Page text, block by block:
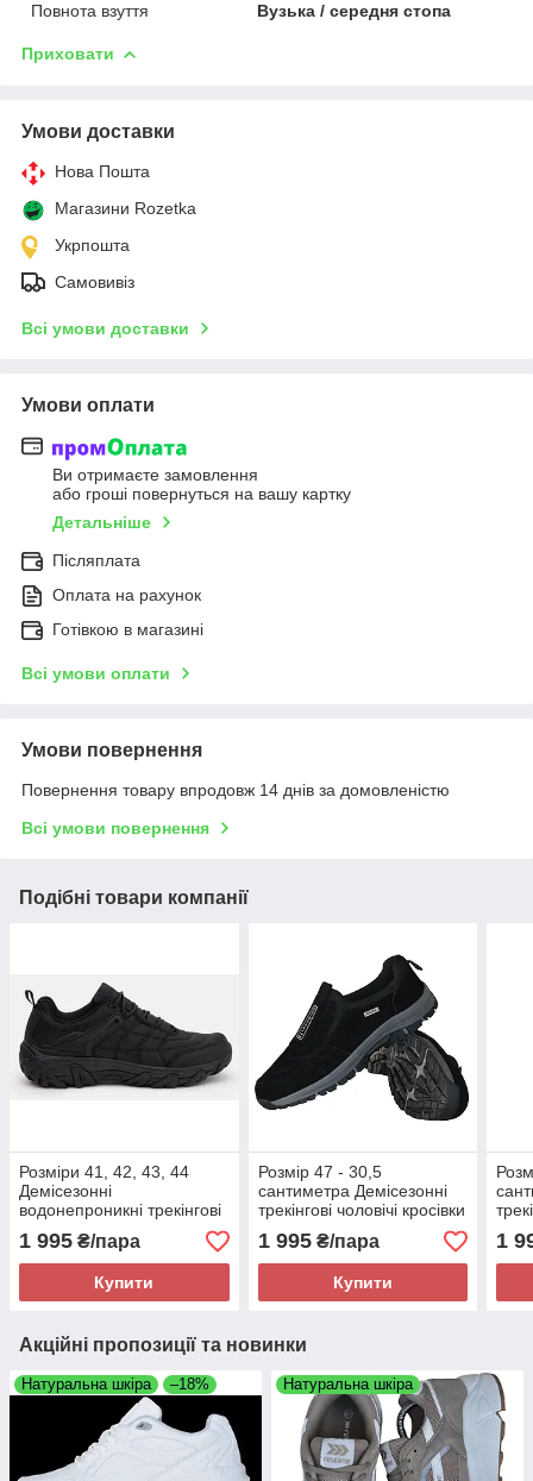
Повнота взуття Вузька / середня стопа
Приховати
Умови доставки
Нова Пошта
Магазини Rozetka
Укрпошта
Самовивіз
Всі умови доставки
Умови оплати
Ви отримаєте замовлення
або гроші повернуться на вашу картку
Детальніше
Післяплата
Оплата на рахунок
Готівкою в магазині
Всі умови оплати
Умови повернення
Повернення товару впродовж 14 днів за домовленістю
Всі умови повернення
Подібні товари компанії
Розміри 41, 42, 43, 44
Демісезонні
водонепроникні трекінгові
чорні, на підошві з піни
1 995 ₴/пара
Купити
Розмір 47 - 30,5
сантиметра Демісезонні
трекінгові чоловічі кросівки
водонепроникні, чорні,
підошва з піни
1 995₴/пара
Купити
1
Акційні пропозиції та новинки
Натуральна шкіра –18% Натуральна шкіра